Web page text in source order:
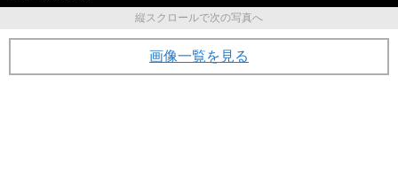
縦スクロールで次の写真へ
画像一覧を見る